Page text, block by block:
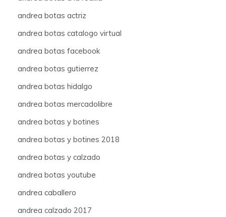
andrea botas actriz
andrea botas catalogo virtual
andrea botas facebook
andrea botas gutierrez
andrea botas hidalgo
andrea botas mercadolibre
andrea botas y botines
andrea botas y botines 2018
andrea botas y calzado
andrea botas youtube
andrea caballero
andrea calzado 2017